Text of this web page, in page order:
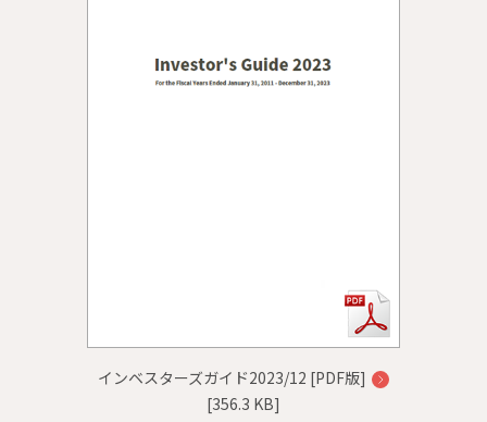
インベスターズガイド2023/12 [PDF版]
[356.3 KB]